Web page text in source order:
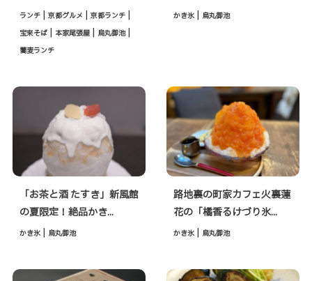
ランチ | 京都グルメ | 京都ランチ |
宝来そば | 本家尾張屋 | 烏丸御池 |
蕎麦ランチ
かき氷 | 烏丸御池
「お茶と酒 たすき」新風館
の夏限定！絶品かき...
かき氷 | 烏丸御池
路地裏の町家カフェ火裏蓮
花の「橘香るけづり氷...
かき氷 | 烏丸御池